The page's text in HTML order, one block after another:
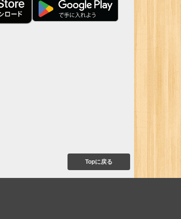
Topに戻る